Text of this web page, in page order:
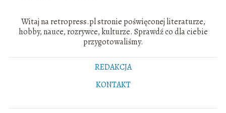
Witaj na retropress.pl stronie poświęconej literaturze,
hobby, nauce, rozrywce, kulturze. Sprawdź co dla ciebie
przygotowaliśmy.
REDAKCJA
KONTAKT